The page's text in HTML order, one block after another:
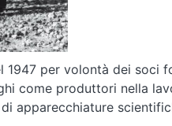
1947 per volontà dei soci
come produttori nella
apparecchiature